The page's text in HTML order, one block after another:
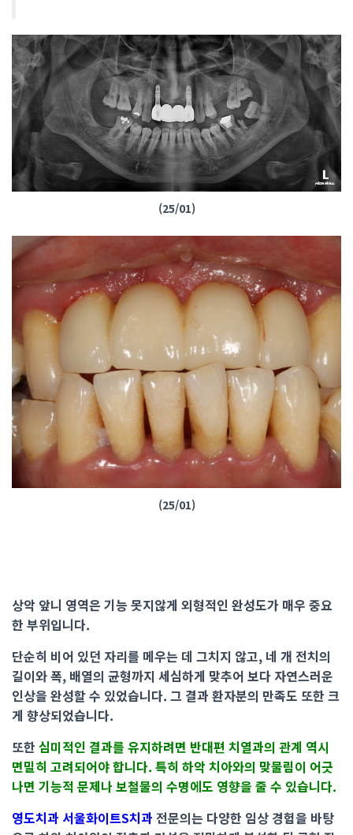
(25/01)
(25/01)
상악 앞니 영역은 기능 못지않게 외형적인 완성도가 매우 중요
한 부위입니다.
단순히 비어 있던 자리를 메우는 데 그치지 않고, 네 개 전치의
길이와 폭, 배열의 균형까지 세심하게 맞추어 보다 자연스러운
인상을 완성할 수 있었습니다. 그 결과 환자분의 만족도 또한 크
게 향상되었습니다.
또한 심미적인 결과를 유지하려면 반대편 치열과의 관계 역시
면밀히 고려되어야 합니다. 특히 하악 치아와의 맞물림이 어긋
나면 기능적 문제나 보철물의 수명에도 영향을 줄 수 있습니다.
영도치과 서울화이트S치과 전문의는 다양한 임상 경험을 바탕